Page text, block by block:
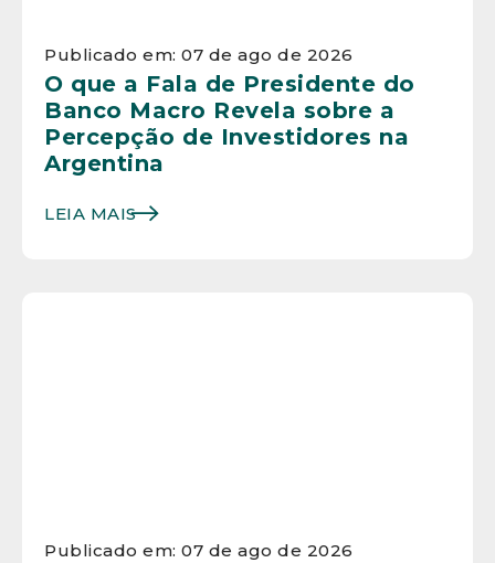
Publicado em: 07 de ago de 2026
O que a Fala de Presidente do
Banco Macro Revela sobre a
Percepção de Investidores na
Argentina
LEIA MAIS
Publicado em: 07 de ago de 2026